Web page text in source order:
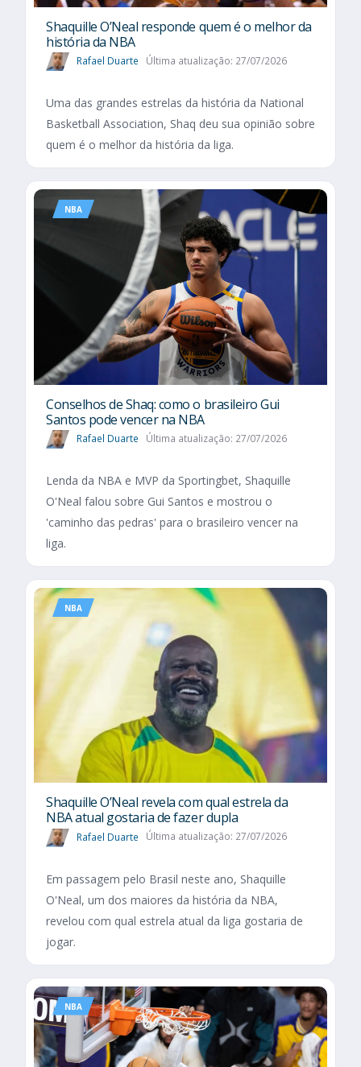
Shaquille O’Neal responde quem é o melhor da
história da NBA
Rafael Duarte Última atualização: 27/07/2026
Uma das grandes estrelas da história da National
Basketball Association, Shaq deu sua opinião sobre
quem é o melhor da história da liga.
NBA
Conselhos de Shaq: como o brasileiro Gui
Santos pode vencer na NBA
Rafael Duarte Última atualização: 27/07/2026
Lenda da NBA e MVP da Sportingbet, Shaquille
O'Neal falou sobre Gui Santos e mostrou o
'caminho das pedras' para o brasileiro vencer na
liga.
NBA
Shaquille O’Neal revela com qual estrela da
NBA atual gostaria de fazer dupla
Rafael Duarte Última atualização: 27/07/2026
Em passagem pelo Brasil neste ano, Shaquille
O'Neal, um dos maiores da história da NBA,
revelou com qual estrela atual da liga gostaria de
jogar.
NBA